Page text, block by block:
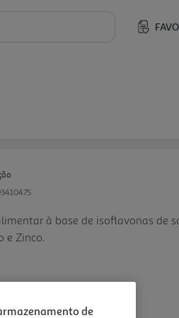
à base de isoflavonas de
e Zinco.
de